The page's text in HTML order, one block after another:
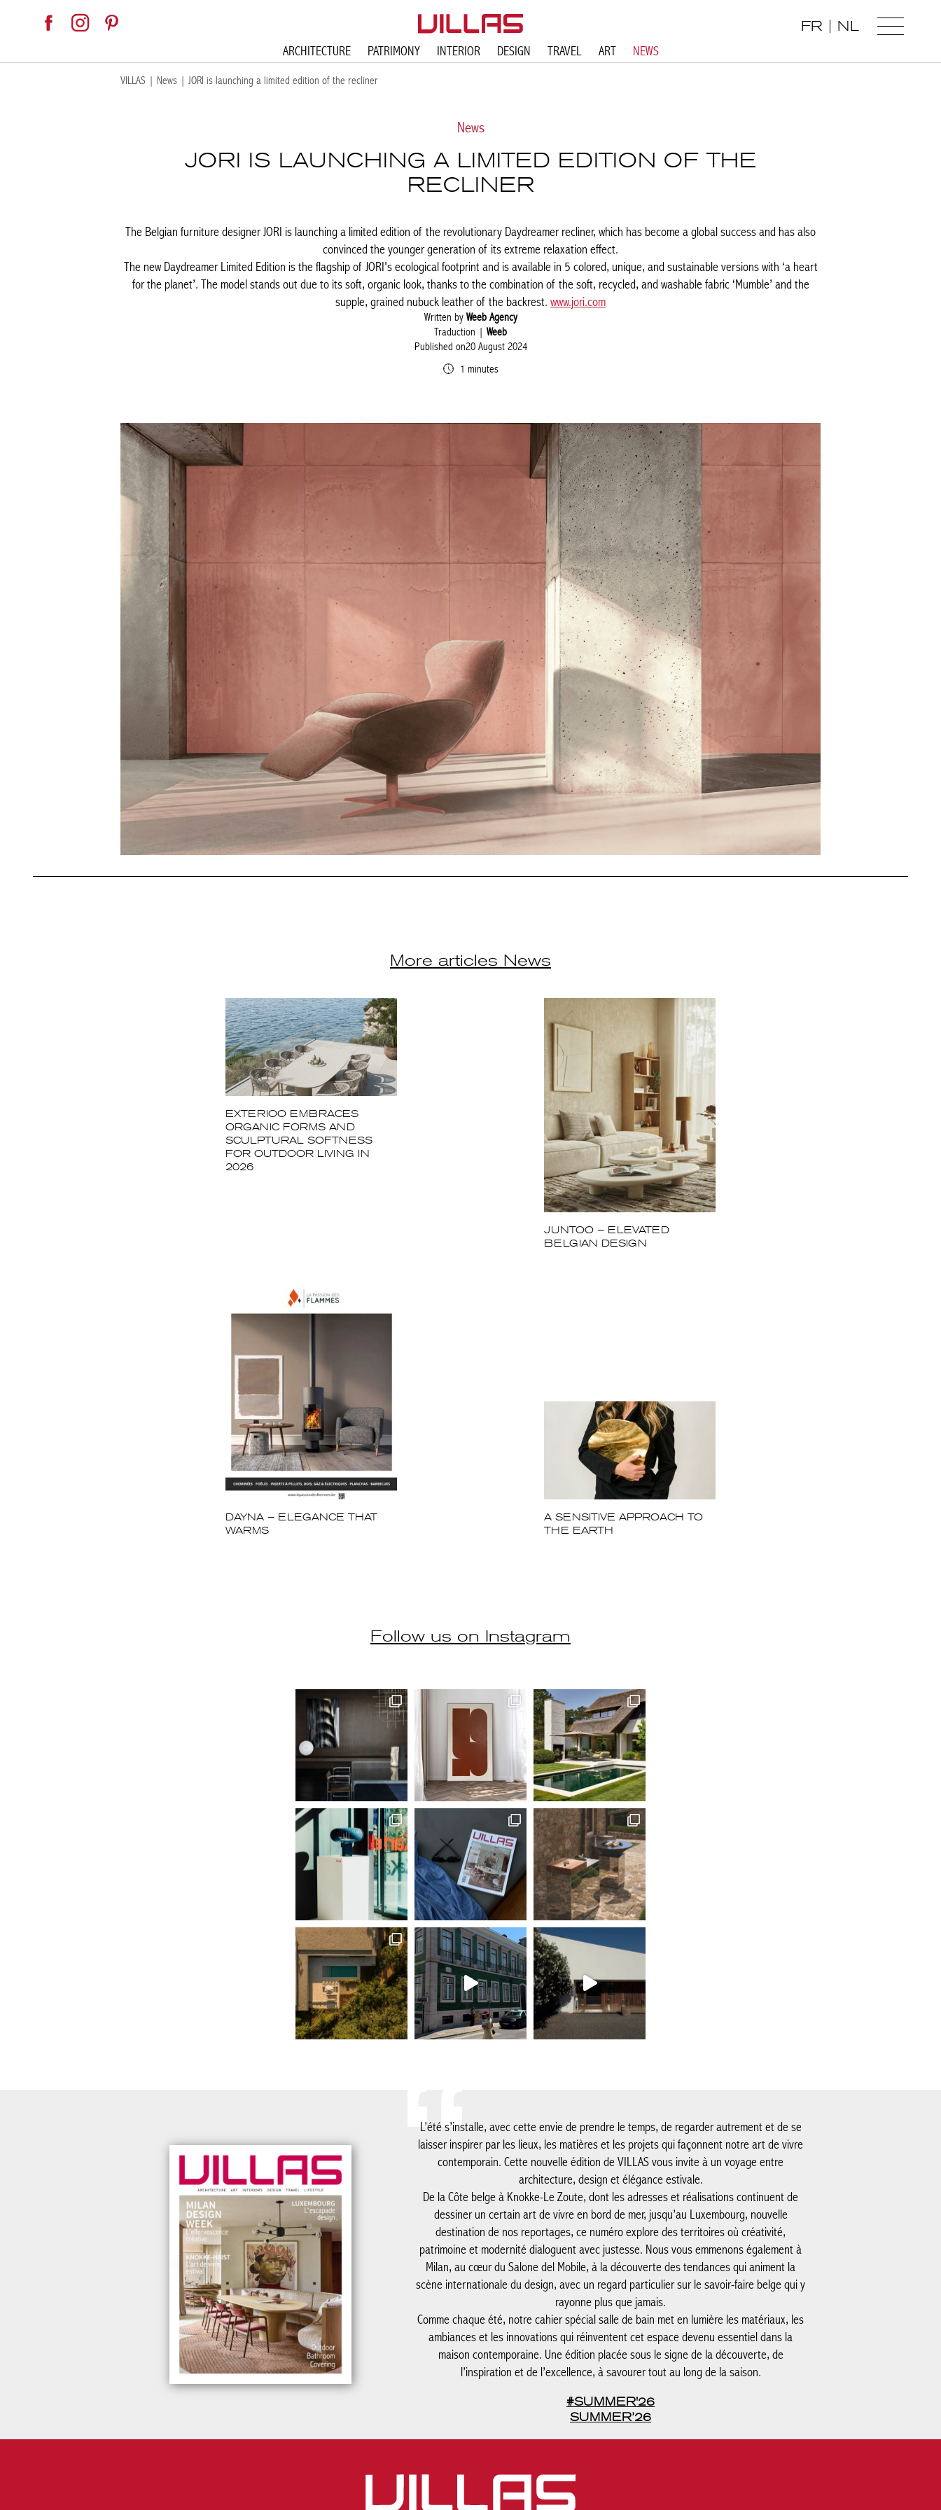
FR
NL
ARCHITECTURE
PATRIMONY INTERIOR DESIGN TRAVEL ART NEWS
VILLAS | News | JORI is launching a limited edition of the recliner
News
JORI IS LAUNCHING A LIMITED EDITION OF THE
RECLINER
The Belgian furniture designer JORI is launching a limited edition of the revolutionary Daydreamer recliner, which has become a global success and has also
convinced the younger generation of its extreme relaxation effect.
The new Daydreamer Limited Edition is the flagship of JORI's ecological footprint and is available in 5 colored, unique, and sustainable versions with ‘a heart
for the planet’. The model stands out due to its soft, organic look, thanks to the combination of the soft, recycled, and washable fabric ‘Mumble’ and the
supple, grained nubuck leather of the backrest. www.jori.com
Written by Weeb Agency
Traduction | Weeb
Published on20 August 2024
1 minutes
More articles News
EXTERIOO EMBRACES
ORGANIC FORMS AND
SCULPTURAL SOFTNESS
FOR OUTDOOR LIVING IN
2026
JUNTOO – ELEVATED
BELGIAN DESIGN
A SENSITIVE APPROACH TO
THE EARTH
DAYNA – ELEGANCE THAT
WARMS
Follow us on Instagram
L’été s’installe, avec cette envie de prendre le temps, de regarder autrement et de se
laisser inspirer par les lieux, les matières et les projets qui façonnent notre art de vivre
contemporain. Cette nouvelle édition de VILLAS vous invite à un voyage entre
architecture, design et élégance estivale.
De la Côte belge à Knokke-Le Zoute, dont les adresses et réalisations continuent de
dessiner un certain art de vivre en bord de mer, jusqu’au Luxembourg, nouvelle
destination de nos reportages, ce numéro explore des territoires où créativité,
patrimoine et modernité dialoguent avec justesse. Nous vous emmenons également à
Milan, au cœur du Salone del Mobile, à la découverte des tendances qui animent la
scène internationale du design, avec un regard particulier sur le savoir-faire belge qui y
rayonne plus que jamais.
Comme chaque été, notre cahier spécial salle de bain met en lumière les matériaux, les
ambiances et les innovations qui réinventent cet espace devenu essentiel dans la
maison contemporaine. Une édition placée sous le signe de la découverte, de
l’inspiration et de l’excellence, à savourer tout au long de la saison.
#SUMMER'26
SUMMER’26